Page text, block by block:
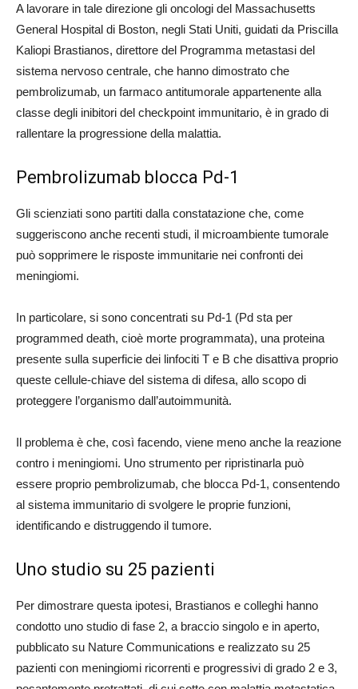
A lavorare in tale direzione gli oncologi del Massachusetts
General Hospital di Boston, negli Stati Uniti, guidati da Priscilla
Kaliopi Brastianos, direttore del Programma metastasi del
sistema nervoso centrale, che hanno dimostrato che
pembrolizumab, un farmaco antitumorale appartenente alla
classe degli inibitori del checkpoint immunitario, è in grado di
rallentare la progressione della malattia.
Pembrolizumab blocca Pd-1
Gli scienziati sono partiti dalla constatazione che, come
suggeriscono anche recenti studi, il microambiente tumorale
può sopprimere le risposte immunitarie nei confronti dei
meningiomi.
In particolare, si sono concentrati su Pd-1 (Pd sta per
programmed death, cioè morte programmata), una proteina
presente sulla superficie dei linfociti T e B che disattiva proprio
queste cellule-chiave del sistema di difesa, allo scopo di
proteggere l’organismo dall’autoimmunità.
Il problema è che, così facendo, viene meno anche la reazione
contro i meningiomi. Uno strumento per ripristinarla può
essere proprio pembrolizumab, che blocca Pd-1, consentendo
al sistema immunitario di svolgere le proprie funzioni,
identificando e distruggendo il tumore.
Uno studio su 25 pazienti
Per dimostrare questa ipotesi, Brastianos e colleghi hanno
condotto uno studio di fase 2, a braccio singolo e in aperto,
pubblicato su Nature Communications e realizzato su 25
pazienti con meningiomi ricorrenti e progressivi di grado 2 e 3,